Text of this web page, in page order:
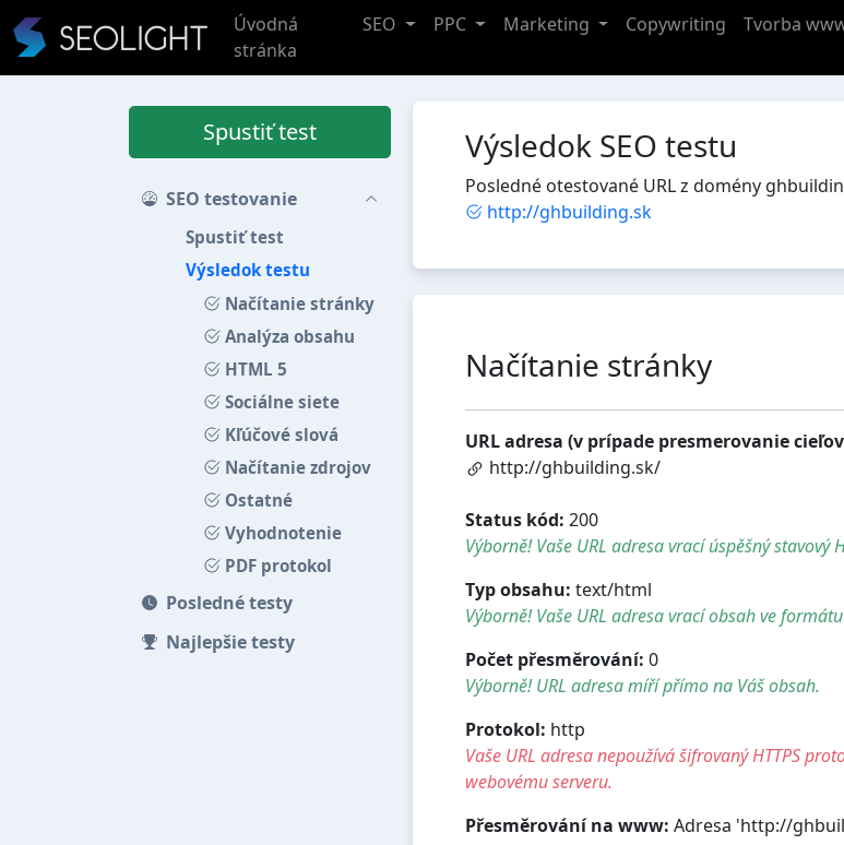
Úvodná
stránka
SEO PPC Marketing Copywriting Tvorba
Spustiť test
SEO testovanie
Spustiť test
Výsledok testu
Načítanie stránky
Analýza obsahu
HTML 5
Sociálne siete
Kľúčové slová
Načítanie zdrojov
Ostatné
Vyhodnotenie
PDF protokol
Posledné testy
Najlepšie testy
Výsledok SEO testu
Posledné otestované URL z domény
http://ghbuilding.sk
Načítanie stránky
URL adresa (v prípade presmerovanie
http://ghbuilding.sk/
Status kód: 200
Výborně! Vaše URL adresa vrací úspěšný stavový
Typ obsahu: text/html
Výborně! Vaše URL adresa vrací obsah ve
Počet přesměrování: 0
Výborně! URL adresa míří přímo na Váš obsah.
Protokol: http
Vaše URL adresa nepoužívá šifrovaný HTTPS
webovému serveru.
Přesměrování na www: Adresa 'http://